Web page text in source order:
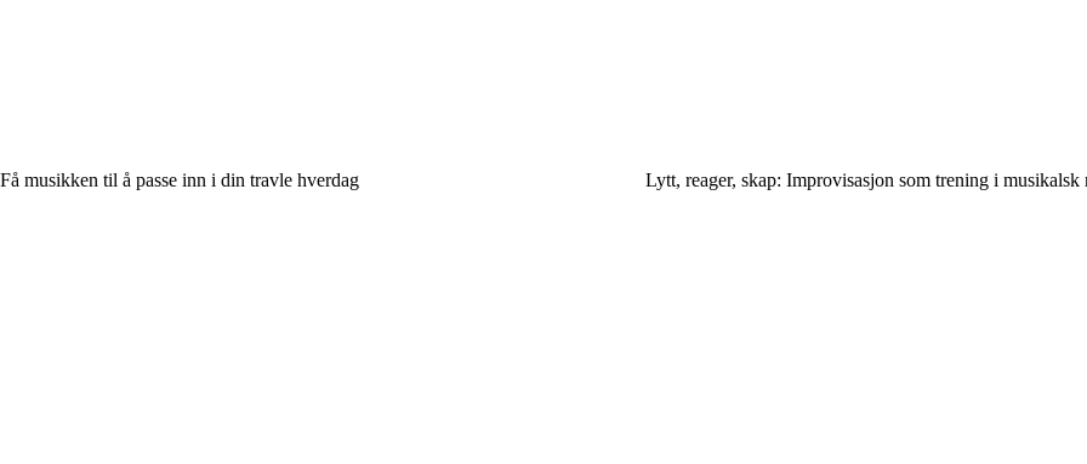
Få musikken til å passe inn i din travle hverdag Lytt, reager, skap: Improvisasjon som trening i